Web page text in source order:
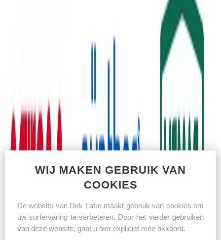
WIJ MAKEN GEBRUIK VAN
COOKIES
De website van Dirk Latre maakt gebruik van cookies om
uw surfervaring te verbeteren. Door het verder gebruiken
van deze website, gaat u hier expliciet mee akkoord.